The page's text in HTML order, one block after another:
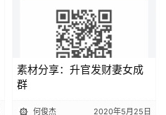
素材分享：升官发财妻女成
群
何俊杰 2020年5月25日